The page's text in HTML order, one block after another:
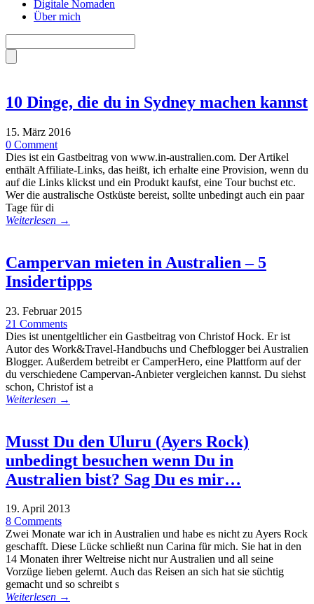
Digitale Nomaden
Über mich
10 Dinge, die du in Sydney machen kannst
15. März 2016
0 Comment
Dies ist ein Gastbeitrag von www.in-australien.com. Der Artikel
enthält Affiliate-Links, das heißt, ich erhalte eine Provision, wenn du
auf die Links klickst und ein Produkt kaufst, eine Tour buchst etc.
Wer die australische Ostküste bereist, sollte unbedingt auch ein paar
Tage für di
Weiterlesen →
Campervan mieten in Australien – 5
Insidertipps
23. Februar 2015
21 Comments
Dies ist unentgeltlicher ein Gastbeitrag von Christof Hock. Er ist
Autor des Work&Travel-Handbuchs und Chefblogger bei Australien
Blogger. Außerdem betreibt er CamperHero, eine Plattform auf der
du verschiedene Campervan-Anbieter vergleichen kannst. Du siehst
schon, Christof ist a
Weiterlesen →
Musst Du den Uluru (Ayers Rock)
unbedingt besuchen wenn Du in
Australien bist? Sag Du es mir…
19. April 2013
8 Comments
Zwei Monate war ich in Australien und habe es nicht zu Ayers Rock
geschafft. Diese Lücke schließt nun Carina für mich. Sie hat in den
14 Monaten ihrer Weltreise nicht nur Australien und all seine
Vorzüge lieben gelernt. Auch das Reisen an sich hat sie süchtig
gemacht und so schreibt s
Weiterlesen →